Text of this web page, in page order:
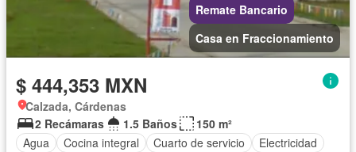
Remate Bancario
Casa en Fraccionamiento
$ 444,353 MXN
Calzada, Cárdenas
2 Recámaras
1.5 Baños
150 m²
Agua
Cocina integral Cuarto de servicio
Electricidad